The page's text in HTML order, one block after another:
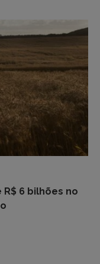
R$ 6 bilhões no